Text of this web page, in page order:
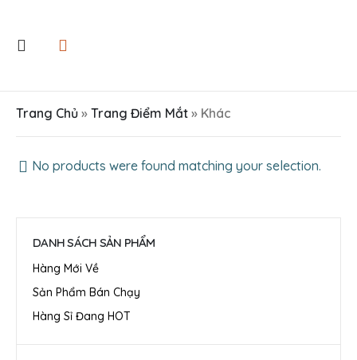
Trang Chủ » Trang Điểm Mắt » Khác
No products were found matching your selection.
DANH SÁCH SẢN PHẨM
Hàng Mới Về
Sản Phẩm Bán Chạy
Hàng Sỉ Đang HOT